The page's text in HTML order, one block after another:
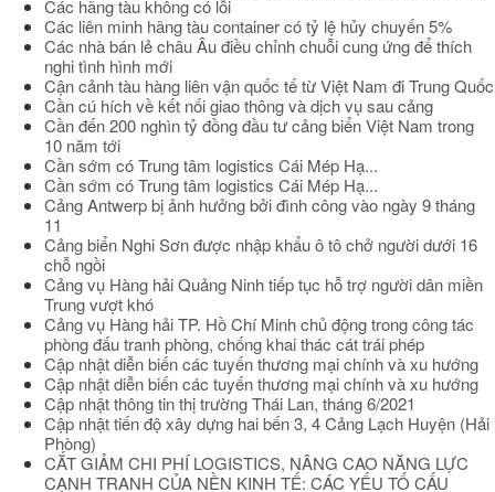
Các hãng tàu không có lỗi
Các liên minh hãng tàu container có tỷ lệ hủy chuyến 5%
Các nhà bán lẻ châu Âu điều chỉnh chuỗi cung ứng để thích
nghi tình hình mới
Cận cảnh tàu hàng liên vận quốc tế từ Việt Nam đi Trung Quốc
Cần cú hích về kết nối giao thông và dịch vụ sau cảng
Cần đến 200 nghìn tỷ đồng đầu tư cảng biển Việt Nam trong
10 năm tới
Cần sớm có Trung tâm logistics Cái Mép Hạ...
Cần sớm có Trung tâm logistics Cái Mép Hạ...
Cảng Antwerp bị ảnh hưởng bởi đình công vào ngày 9 tháng
11
Cảng biển Nghi Sơn được nhập khẩu ô tô chở người dưới 16
chỗ ngồi
Cảng vụ Hàng hải Quảng Ninh tiếp tục hỗ trợ người dân miền
Trung vượt khó
Cảng vụ Hàng hải TP. Hồ Chí Minh chủ động trong công tác
phòng đấu tranh phòng, chống khai thác cát trái phép
Cập nhật diễn biến các tuyến thương mại chính và xu hướng
Cập nhật diễn biến các tuyến thương mại chính và xu hướng
Cập nhật thông tin thị trường Thái Lan, tháng 6/2021
Cập nhật tiến độ xây dựng hai bến 3, 4 Cảng Lạch Huyện (Hải
Phòng)
CẮT GIẢM CHI PHÍ LOGISTICS, NÂNG CAO NĂNG LỰC
CẠNH TRANH CỦA NỀN KINH TẾ: CÁC YẾU TỐ CẤU